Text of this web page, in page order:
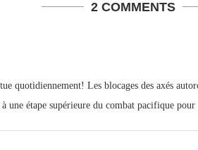
2 COMMENTS
quotidiennement! Les blocages des axés
à une étape supérieure du combat pacifique